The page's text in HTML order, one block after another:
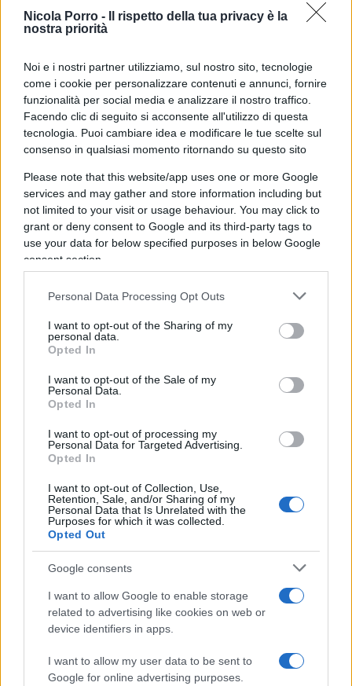
Nicola Porro -
Il rispetto della tua privacy è la
nostra priorità
Noi e i nostri partner utilizziamo, sul nostro sito, tecnologie
come i cookie per personalizzare contenuti e annunci, fornire
funzionalità per social media e analizzare il nostro traffico.
Facendo clic di seguito si acconsente all'utilizzo di questa
tecnologia. Puoi cambiare idea e modificare le tue scelte sul
consenso in qualsiasi momento ritornando su questo sito
Please note that this website/app uses one or more Google
services and may gather and store information including but
not limited to your visit or usage behaviour. You may click to
grant or deny consent to Google and its third-party tags to
use your data for below specified purposes in below Google
consent section.
Personal Data Processing Opt Outs
I want to opt-out of the Sharing of my
personal data.
Opted In
I want to opt-out of the Sale of my
Personal Data.
Opted In
I want to opt-out of processing my
Personal Data for Targeted Advertising.
Opted In
I want to opt-out of Collection, Use,
Retention, Sale, and/or Sharing of my
Personal Data that Is Unrelated with the
Purposes for which it was collected.
Opted Out
Google consents
I want to allow Google to enable storage
related to advertising like cookies on web or
device identifiers in apps.
I want to allow my user data to be sent to
Google for online advertising purposes.
suo marchio ha spaziato in settori come il design
d’interni, la gastronomia e l’hotellerie di lusso,
portando il suo stile distintivo in tutto il mondo.
Ha vestito star internazionali del cinema e della
musica, rafforzando ulteriormente la sua fama
globale. Piange la scomparsa del suo presidente
anche l’Olimpia, la squadra di basket di Milano.
Funerali in forma privata
La camera ardente sarà allestita sabato 6 e
domenica 7 a Milano, in via Bergognone 59,
presso l’
Armani
/Teatro. I funerali, invece, su
espressa richiesta del Fondatore, sono previsti in
forma privata. “Negli anni – si legge nella nota
ha creato una
visione che dalla moda si è estesa a ogni